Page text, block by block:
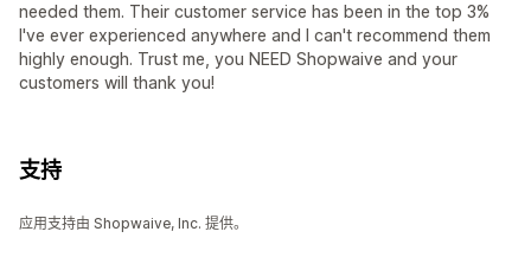
needed them. Their customer service has been in the top 3%
I've ever experienced anywhere and I can't recommend them
highly enough. Trust me, you NEED Shopwaive and your
customers will thank you!
支持
应用支持由 Shopwaive, Inc. 提供。